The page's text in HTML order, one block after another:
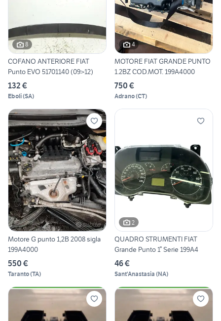
8
COFANO ANTERIORE FIAT
Punto EVO 51701140 (09>12)
132 €
Eboli(SA)
4
MOTORE FIAT GRANDE PUNTO
1.2BZ COD.MOT. 199A4000
750 €
Adrano(CT)
Motore G punto 1,2B 2008 sigla
199A4000
550 €
Taranto(TA)
2
QUADRO STRUMENTI FIAT
Grande Punto 1° Serie 199A4
46 €
Sant'Anastasia (NA)